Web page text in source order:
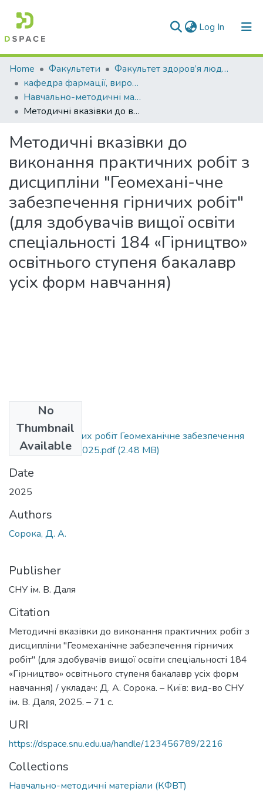
Log In (current)
Communities & Collections
All of DSpace
Statistics
Home Факультети
Факультет здоров’я людини
кафедра фармації, виробництва та технологій
Навчально-методичні матеріали (КФВТ)
Методичні вказівки до виконання практичних робіт з дисципліни "Геомехані-чне забезпечення гірничих робіт" (для здобувачів вищої освіти спеціальності 184 «Гірництво» освітнього ступеня бакалавр усіх форм навчання)
Методичні вказівки до
виконання практичних робіт з
дисципліни "Геомехані-чне
забезпечення гірничих робіт"
(для здобувачів вищої освіти
спеціальності 184 «Гірництво»
освітнього ступеня бакалавр
усіх форм навчання)
No
Thumbnail
Available
МВ до практичних робіт Геомеханічне забезпечення
гірничих робіт 2025.pdf(2.48 MB)
Date
2025
Authors
Сорока, Д. А.
Publisher
СНУ ім. В. Даля
Citation
Методичні вказівки до виконання практичних робіт з
дисципліни "Геомеханічне забезпечення гірничих
робіт" (для здобувачів вищої освіти спеціальності 184
«Гірництво» освітнього ступеня бакалавр усіх форм
навчання) / укладач: Д. А. Сорока. – Київ: вид-во СНУ
ім. В. Даля, 2025. – 71 с.
URI
https://dspace.snu.edu.ua/handle/123456789/2216
Collections
Навчально-методичні матеріали (КФВТ)